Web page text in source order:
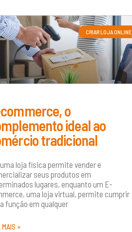
CRIAR LOJA ONLINE
o
ideal ao
tradicional
loja física permite vender e
seus produtos em
lugares, enquanto um E-
uma loja virtual, permite cumprir
função em qualquer
MAIS »